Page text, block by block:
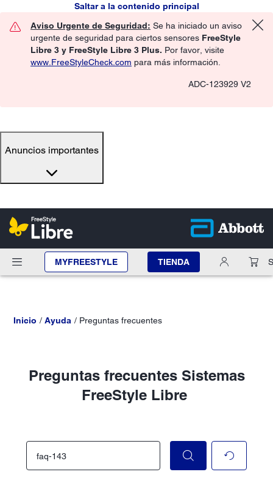
Saltar a la contenido principal
Aviso Urgente de Seguridad: Se ha iniciado un aviso
urgente de seguridad para ciertos sensores FreeStyle
Libre 3 y FreeStyle Libre 3 Plus. Por favor, visite
www.FreeStyleCheck.com para más información.
ADC-123929 V2
Anuncios importantes
MYFREESTYLE TIENDA
Inicio Ayuda Preguntas frecuentes
Preguntas frecuentes Sistemas
FreeStyle Libre